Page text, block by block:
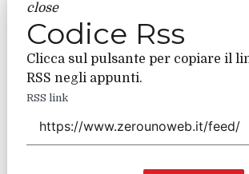
close
Codice Rss
Clicca sul pulsante per copiare il
RSS negli appunti.
RSS link